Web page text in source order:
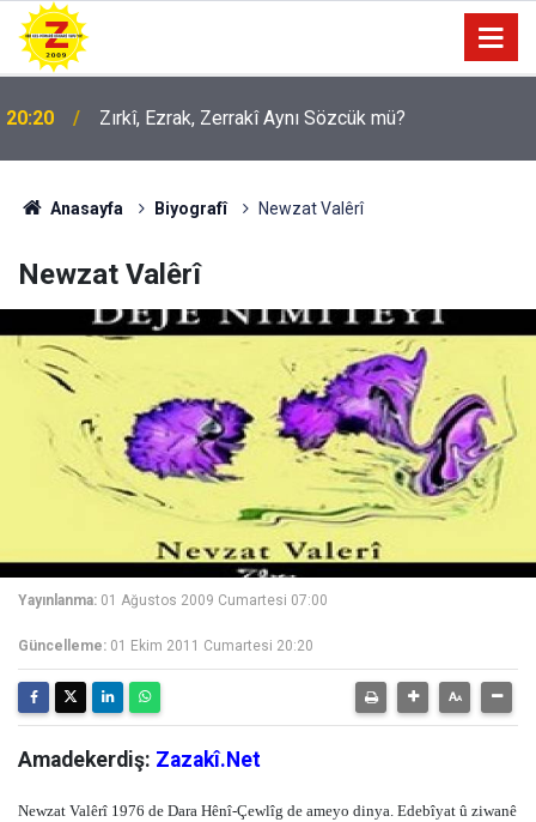
20:20 Zırkî, Ezrak, Zerrakî Aynı Sözcük mü?
Anasayfa Biyografî Newzat Valêrî
Newzat Valêrî
Yayınlanma: 01 Ağustos 2009 Cumartesi 07:00
Güncelleme: 01 Ekim 2011 Cumartesi 20:20
Amadekerdiş: Zazakî.Net
Newzat Valêrî 1976 de Dara Hênî-Çewlîg de ameyo dinya. Edebîyat û ziwanê